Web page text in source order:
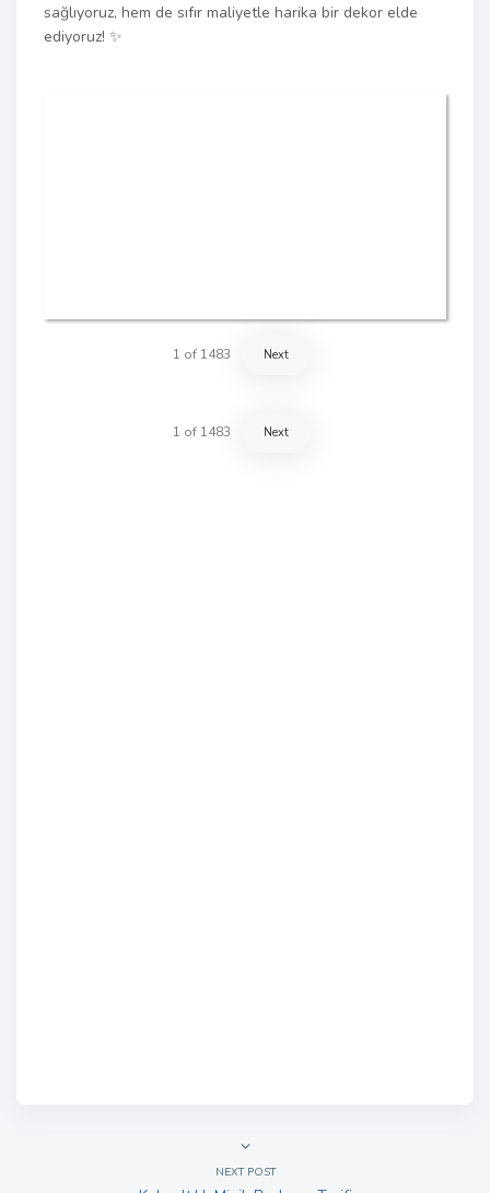
sağlıyoruz, hem de sıfır maliyetle harika bir dekor elde
ediyoruz! ✨
1 of 1483 Next
1 of 1483 Next
NEXT POST